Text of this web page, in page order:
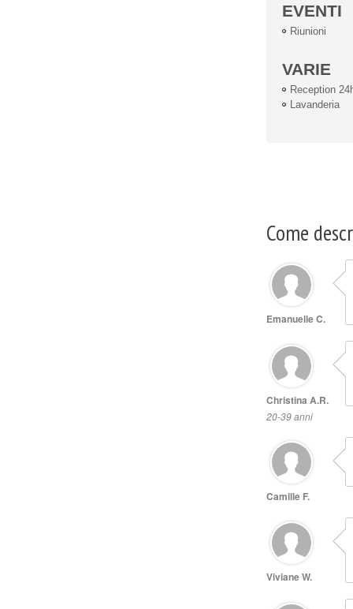
EVENTI
Riunioni
VARIE
Reception
Lavanderia
Come